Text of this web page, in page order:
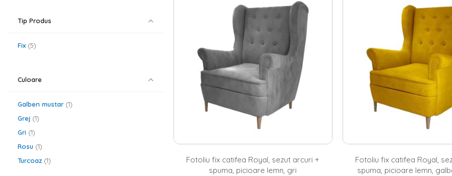
Ti-ai achizitionat deja obiblioteca living
pentru cartile tale preferate, ai pus ochii pe o
canapea, dar totusi simti ca lipseste ceva? Poate ca ar fi cazul sa-ti indrepti atentia
langa faptul ca un fotoliu este practic, fiind perfect pentru familiile numeroase sau
dragi, acesta poate completa decorul mai ales daca este asortat cu canapeaua si cu
corpuri de mobilier in nuante neutre de gri, crem, alb sau antracit, poti aduce o pata
iubitorii stilului clasic se vor indragosti de prezenta unui
fotoliu balansoar . O astfel
Fotolii moderne pentru un plus de personalitate
Daca si tu iti doresti un fotoliu pentru livingul tau amenajat in stil modern, sa stii ca ai
piele sau unul din material textil, in cazul mobilierului modern, forma este foarte
abordeaza formele cat mai voluminoase si curbate. In ceea ce priveste paleta
precum roz sau galben, fie pentru un
fotoliu albastru . In plus,
lampadarexpresiv si cat mai multe plante decorative. Pe site-ul nostru
potrivite pentru livingul tau.
Oricare ar fi stilul abordat in proiectul tau de amenajare, ai grija doar sa combini
Fotoliu fix catifea Royal, sezut arcuri +
spuma, picioare lemn, gri
Fotoliu fix catifea Royal,
spuma, picioare lemn,
Tip Produs
Fix 5
Culoare
Galben mustar 1
Grej
1
Gri
1
Rosu
1
Turcoaz 1